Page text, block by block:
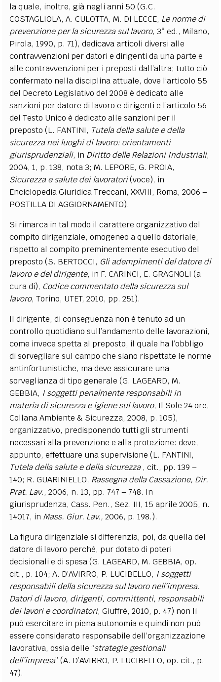
la quale, inoltre, già negli anni 50 (G.C.
COSTAGLIOLA, A. CULOTTA, M. DI LECCE, Le norme di
prevenzione per la sicurezza sul lavoro, 3° ed., Milano,
Pirola, 1990, p. 71), dedicava articoli diversi alle
contravvenzioni per datori e dirigenti da una parte e
alle contravvenzioni per i preposti dall’altra; tutto ciò
confermato nella disciplina attuale, dove l’articolo 55
del Decreto Legislativo del 2008 è dedicato alle
sanzioni per datore di lavoro e dirigenti e l’articolo 56
del Testo Unico è dedicato alle sanzioni per il
preposto (L. FANTINI, Tutela della salute e della
sicurezza nei luoghi di lavoro: orientamenti
giurisprudenziali, in Diritto delle Relazioni Industriali,
2004, 1, p. 138, nota 3; M. LEPORE, G. PROIA,
Sicurezza e salute dei lavoratori(voce), in
Enciclopedia Giuridica Treccani, XXVIII, Roma, 2006 –
POSTILLA DI AGGIORNAMENTO).
Si rimarca in tal modo il carattere organizzativo del
compito dirigenziale, omogeneo a quello datoriale,
rispetto al compito preminentemente esecutivo del
preposto (S. BERTOCCI, Gli adempimenti del datore di
lavoro e del dirigente, in F. CARINCI, E. GRAGNOLI (a
cura di), Codice commentato della sicurezza sul
lavoro, Torino, UTET, 2010, pp. 251).
Il dirigente, di conseguenza non è tenuto ad un
controllo quotidiano sull’andamento delle lavorazioni,
come invece spetta al preposto, il quale ha l’obbligo
di sorvegliare sul campo che siano rispettate le norme
antinfortunistiche, ma deve assicurare una
sorveglianza di tipo generale (G. LAGEARD, M.
GEBBIA, I soggetti penalmente responsabili in
materia di sicurezza e igiene sul lavoro, Il Sole 24 ore,
Collana Ambiente & Sicurezza, 2008, p. 105),
organizzativo, predisponendo tutti gli strumenti
necessari alla prevenzione e alla protezione: deve,
appunto, effettuare una supervisione (L. FANTINI,
Tutela della salute e della sicurezza, cit., pp. 139 –
140; R. GUARINIELLO, Rassegna della Cassazione, Dir.
Prat. Lav., 2006, n. 13, pp. 747 – 748. In
giurisprudenza, Cass. Pen., Sez. III, 15 aprile 2005, n.
14017, in Mass. Giur. Lav., 2006, p. 198.).
La figura dirigenziale si differenzia, poi, da quella del
datore di lavoro perché, pur dotato di poteri
decisionali e di spesa (G. LAGEARD, M. GEBBIA, op.
cit., p. 104; A. D’AVIRRO, P. LUCIBELLO, I soggetti
responsabili della sicurezza sul lavoro nell’impresa.
Datori di lavoro, dirigenti, committenti, responsabili
dei lavori e coordinatori, Giuffré, 2010, p. 47) non li
può esercitare in piena autonomia e quindi non può
essere considerato responsabile dell’organizzazione
lavorativa, ossia delle “strategie gestionali
dell’impresa” (A. D’AVIRRO, P. LUCIBELLO, op. cit., p.
47).